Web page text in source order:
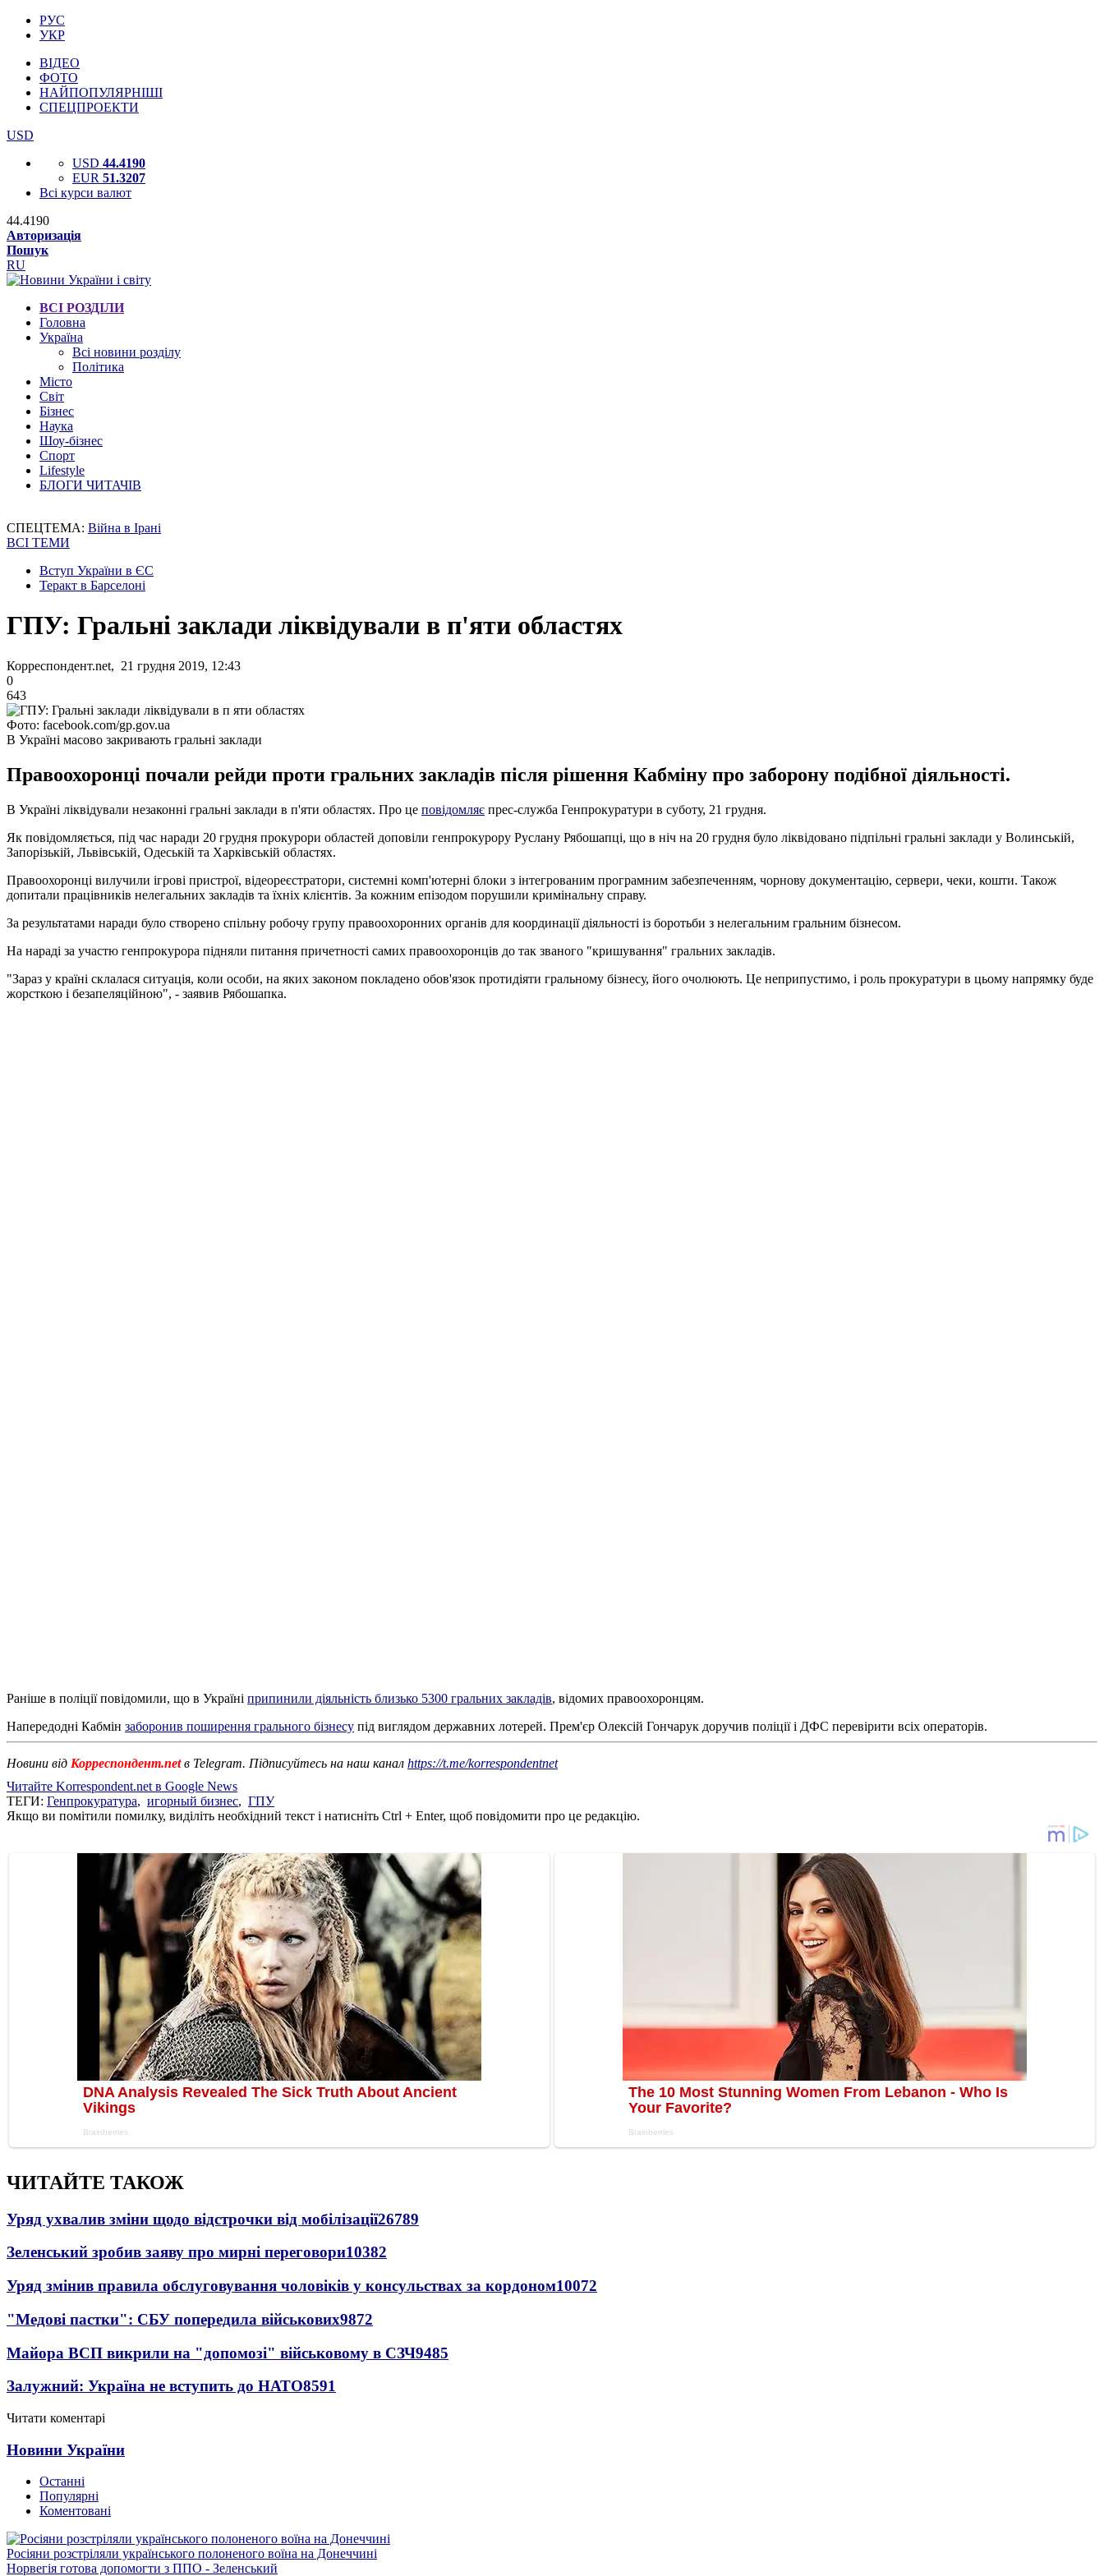
РУС
УКР
ВІДЕО
ФОТО
НАЙПОПУЛЯРНІШІ
СПЕЦПРОЕКТИ
USD
USD 44.4190
EUR 51.3207
Всі курси валют
44.4190
Авторизація
Пошук
RU
ВСІ РОЗДІЛИ
Головна
Україна
Всі новини розділу
Політика
Місто
Світ
Бізнес
Наука
Шоу-бізнес
Спорт
Lifestyle
БЛОГИ ЧИТАЧІВ
СПЕЦТЕМА: Війна в Ірані
ВСІ ТЕМИ
Вступ України в ЄС
Теракт в Барселоні
ГПУ: Гральні заклади ліквідували в п'яти областях
Корреспондент.net, 21 грудня 2019, 12:43
0
643
Фото: facebook.com/gp.gov.ua
В Україні масово закривають гральні заклади
Правоохоронці почали рейди проти гральних закладів після рішення Кабміну про заборону подібної діяльності.
В Україні ліквідували незаконні гральні заклади в п'яти областях. Про це повідомляє прес-служба Генпрокуратури в суботу, 21 грудня.
Як повідомляється, під час наради 20 грудня прокурори областей доповіли генпрокурору Руслану Рябошапці, що в ніч на 20 грудня було ліквідовано підпільні гральні заклади у Волинській,
Запорізькій, Львівській, Одеській та Харківській областях.
Правоохоронці вилучили ігрові пристрої, відеореєстратори, системні комп'ютерні блоки з інтегрованим програмним забезпеченням, чорнову документацію, сервери, чеки, кошти. Також
допитали працівників нелегальних закладів та їхніх клієнтів. За кожним епізодом порушили кримінальну справу.
За результатами наради було створено спільну робочу групу правоохоронних органів для координації діяльності із боротьби з нелегальним гральним бізнесом.
На нараді за участю генпрокурора підняли питання причетності самих правоохоронців до так званого "кришування" гральних закладів.
"Зараз у країні склалася ситуація, коли особи, на яких законом покладено обов'язок протидіяти гральному бізнесу, його очолюють. Це неприпустимо, і роль прокуратури в цьому напрямку буде
жорсткою і безапеляційною", - заявив Рябошапка.
Раніше в поліції повідомили, що в Україні припинили діяльність близько 5300 гральних закладів, відомих правоохоронцям.
Напередодні Кабмін заборонив поширення грального бізнесу під виглядом державних лотерей. Прем'єр Олексій Гончарук доручив поліції і ДФС перевірити всіх операторів.
Новини від Корреспондент.netв Telegram. Підписуйтесь на наш канал https://t.me/korrespondentnet
Читайте Korrespondent.net в Google News
ТЕГИ: Генпрокуратура, игорный бизнес, ГПУ
Якщо ви помітили помилку, виділіть необхідний текст і натисніть Ctrl + Enter, щоб повідомити про це редакцію.
ЧИТАЙТЕ ТАКОЖ
Уряд ухвалив зміни щодо відстрочки від мобілізації26789
Зеленський зробив заяву про мирні переговори10382
Уряд змінив правила обслуговування чоловіків у консульствах за кордоном10072
"Медові пастки": СБУ попередила військових9872
Майора ВСП викрили на "допомозі" військовому в СЗЧ9485
Залужний: Україна не вступить до НАТО8591
Читати коментарі
Новини України
Останні
Популярні
Коментовані
Росіяни розстріляли українського полоненого воїна на Донеччині
Норвегія готова допомогти з ППО - Зеленський